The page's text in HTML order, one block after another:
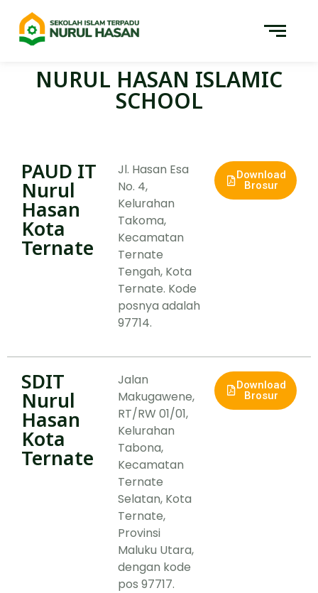
NURUL HASAN ISLAMIC
SCHOOL
PAUD IT
Nurul
Hasan
Kota
Ternate
Jl. Hasan Esa
No. 4,
Kelurahan
Takoma,
Kecamatan
Ternate
Tengah, Kota
Ternate. Kode
posnya adalah
97714.
Download
Brosur
SDIT
Nurul
Hasan
Kota
Ternate
Jalan
Makugawene,
RT/RW 01/01,
Kelurahan
Tabona,
Kecamatan
Ternate
Selatan, Kota
Ternate,
Provinsi
Maluku Utara,
dengan kode
pos 97717.
Download
Brosur